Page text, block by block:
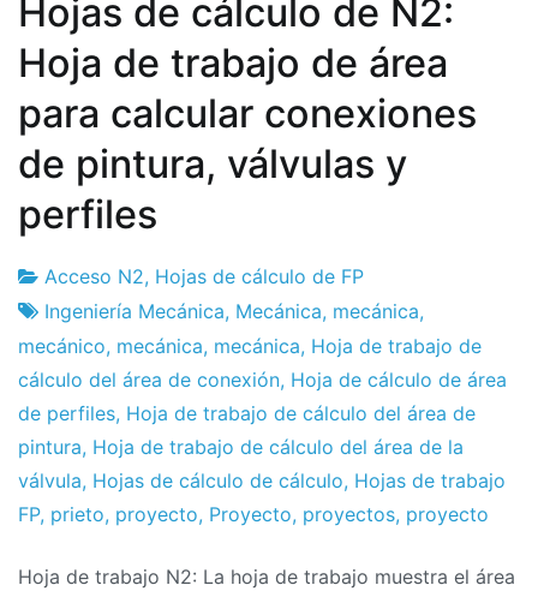
Hojas de cálculo de N2:
Hoja de trabajo de área
para calcular conexiones
de pintura, válvulas y
perfiles
Fábrica
de
proyectos
16
el
julio
el
2019
Acceso N2, Hojas de cálculo de FP
Ingeniería Mecánica, Mecánica, mecánica,
mecánico, mecánica, mecánica, Hoja de trabajo de
cálculo del área de conexión, Hoja de cálculo de área
de perfiles, Hoja de trabajo de cálculo del área de
pintura, Hoja de trabajo de cálculo del área de la
válvula, Hojas de cálculo de cálculo, Hojas de trabajo
FP, prieto, proyecto, Proyecto, proyectos, proyecto
Hoja de trabajo N2: La hoja de trabajo muestra el área